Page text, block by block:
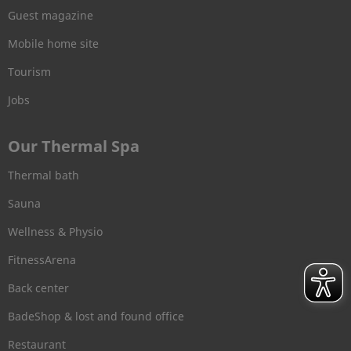
Guest magazine
Mobile home site
Tourism
Jobs
Our Thermal Spa
Thermal bath
Sauna
Wellness & Physio
FitnessArena
Back center
BadeShop & lost and found office
Restaurant